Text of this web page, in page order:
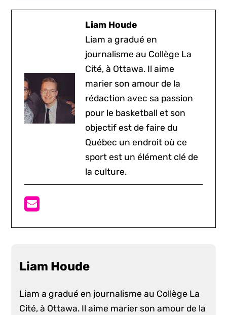
Liam Houde
Liam a gradué en
journalisme au Collège La
Cité, à Ottawa. Il aime
marier son amour de la
rédaction avec sa passion
pour le basketball et son
objectif est de faire du
Québec un endroit où ce
sport est un élément clé de
la culture.
Liam Houde
Liam a gradué en journalisme au Collège La
Cité, à Ottawa. Il aime marier son amour de la